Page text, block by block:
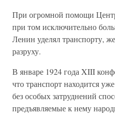
При огромной помощи
при том исключительно
Ленин уделял транспорту,
разруху.
В январе 1924 года XIII
что транспорт находится
без особых затруднений
предъявляемые к нему